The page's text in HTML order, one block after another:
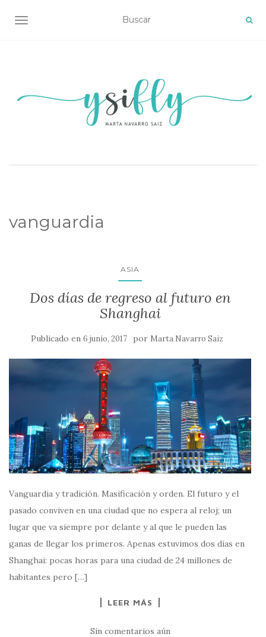
ALTERNAR NAVEGACIÓN
vanguardia
ASIA
Dos días de regreso al futuro en
Shanghai
Publicado en 6 junio, 2017 por Marta Navarro Saiz
Vanguardia y tradición. Masificación y orden. El futuro y el
pasado conviven en una ciudad que no espera al reloj; un
lugar que va siempre por delante y al que le pueden las
ganas de llegar los primeros. Apenas estuvimos dos días en
Shanghai: pocas horas para una ciudad de 24 millones de
habitantes pero […]
LEER MÁS
Sin comentarios aún